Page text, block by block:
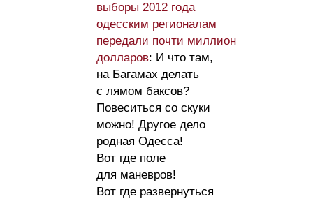
выборы 2012 года
одесским регионалам
передали почти миллион
долларов: И что там,
на Багамах делать
с лямом баксов?
Повеситься со скуки
можно! Другое дело
родная Одесса!
Вот где поле
для маневров!
Вот где развернуться